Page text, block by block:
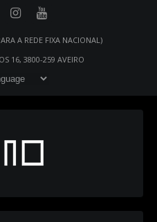
A REDE FIXA NACIONAL)
16, 3800-259 AVEIRO